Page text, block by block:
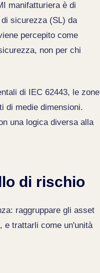
manifatturiera è di
sicurezza (SL) da
percepito come
non per chi
di IEC 62443, le zone
di medie dimensioni.
una logica diversa alla
di rischio
raggruppare gli asset
e trattarli come un'unità